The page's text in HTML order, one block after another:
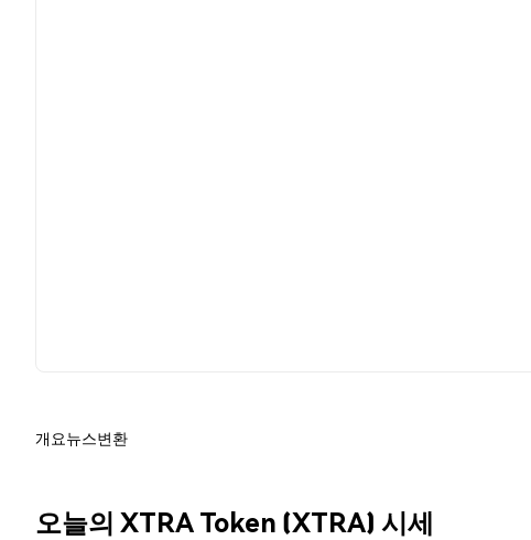
개요뉴스변환
오늘의 XTRA Token (XTRA) 시세